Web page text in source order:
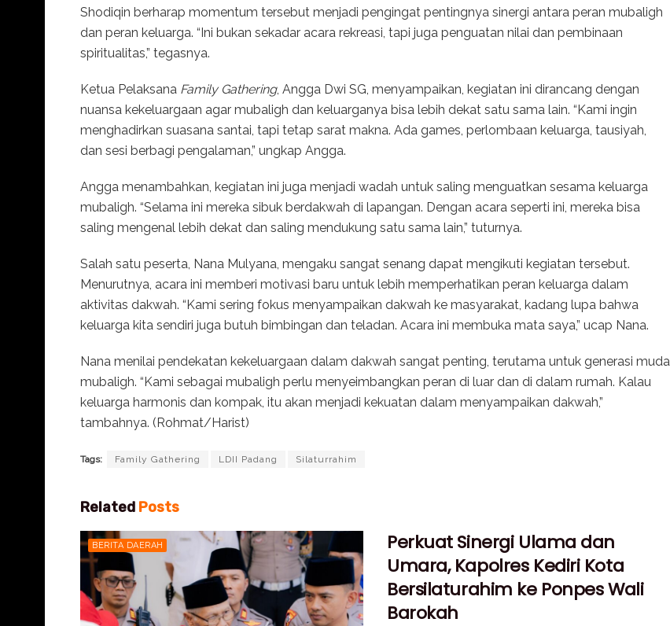
Shodiqin berharap momentum tersebut menjadi pengingat pentingnya sinergi antara peran mubaligh
dan peran keluarga. “Ini bukan sekadar acara rekreasi, tapi juga penguatan nilai dan pembinaan
spiritualitas,” tegasnya.
Ketua Pelaksana Family Gathering, Angga Dwi SG, menyampaikan, kegiatan ini dirancang dengan
nuansa kekeluargaan agar mubaligh dan keluarganya bisa lebih dekat satu sama lain. “Kami ingin
menghadirkan suasana santai, tapi tetap sarat makna. Ada games, perlombaan keluarga, tausiyah,
dan sesi berbagi pengalaman,” ungkap Angga.
Angga menambahkan, kegiatan ini juga menjadi wadah untuk saling menguatkan sesama keluarga
mubaligh. “Selama ini mereka sibuk berdakwah di lapangan. Dengan acara seperti ini, mereka bisa
saling mengenal lebih dekat dan saling mendukung satu sama lain,” tuturnya.
Salah satu peserta, Nana Mulyana, mengaku sangat senang dapat mengikuti kegiatan tersebut.
Menurutnya, acara ini memberi motivasi baru untuk lebih memperhatikan peran keluarga dalam
aktivitas dakwah. “Kami sering fokus menyampaikan dakwah ke masyarakat, kadang lupa bahwa
keluarga kita sendiri juga butuh bimbingan dan teladan. Acara ini membuka mata saya,” ucap Nana.
Nana menilai pendekatan kekeluargaan dalam dakwah sangat penting, terutama untuk generasi muda
mubaligh. “Kami sebagai mubaligh perlu menyeimbangkan peran di luar dan di dalam rumah. Kalau
keluarga harmonis dan kompak, itu akan menjadi kekuatan dalam menyampaikan dakwah,”
tambahnya. (Rohmat/Harist)
Tags: Family Gathering LDII Padang Silaturrahim
Related Posts
BERITA DAERAH
Perkuat Sinergi Ulama dan
Umara, Kapolres Kediri Kota
Bersilaturahim ke Ponpes Wali
Barokah